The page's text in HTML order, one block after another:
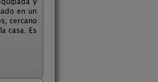
en un
cercano
casa. Es